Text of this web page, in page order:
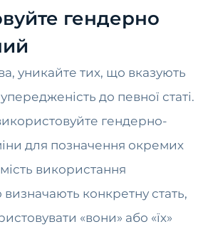
гендерно
уникайте тих, що вказують
до певної статі.
гендерно-
для позначення окремих
використання
конкретну стать,
«вони» або «їх»